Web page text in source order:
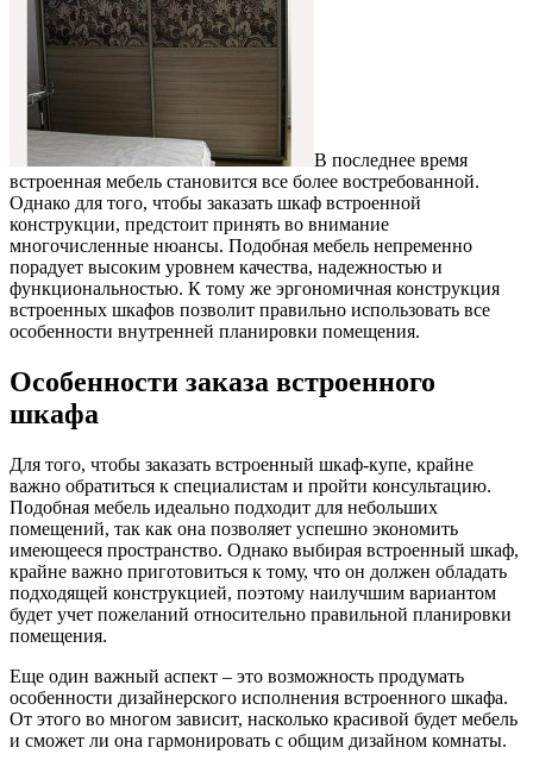
В последнее время
встроенная мебель становится все более востребованной.
Однако для того, чтобы заказать шкаф встроенной
конструкции, предстоит принять во внимание
многочисленные нюансы. Подобная мебель непременно
порадует высоким уровнем качества, надежностью и
функциональностью. К тому же эргономичная конструкция
встроенных шкафов позволит правильно использовать все
особенности внутренней планировки помещения.
Особенности заказа встроенного
шкафа
Для того, чтобы заказать встроенный шкаф-купе, крайне
важно обратиться к специалистам и пройти консультацию.
Подобная мебель идеально подходит для небольших
помещений, так как она позволяет успешно экономить
имеющееся пространство. Однако выбирая встроенный шкаф,
крайне важно приготовиться к тому, что он должен обладать
подходящей конструкцией, поэтому наилучшим вариантом
будет учет пожеланий относительно правильной планировки
помещения.
Еще один важный аспект – это возможность продумать
особенности дизайнерского исполнения встроенного шкафа.
От этого во многом зависит, насколько красивой будет мебель
и сможет ли она гармонировать с общим дизайном комнаты.